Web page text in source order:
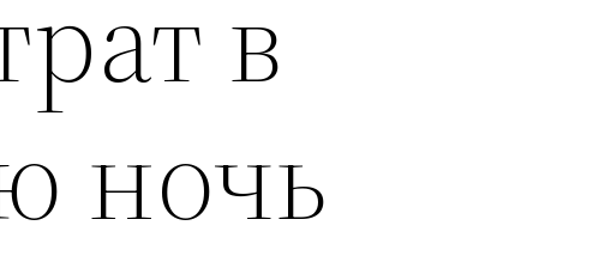
в
ночь